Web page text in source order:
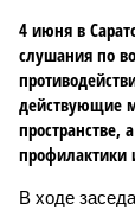
4 июня в
слушания по
действующие
профилактики
В ходе